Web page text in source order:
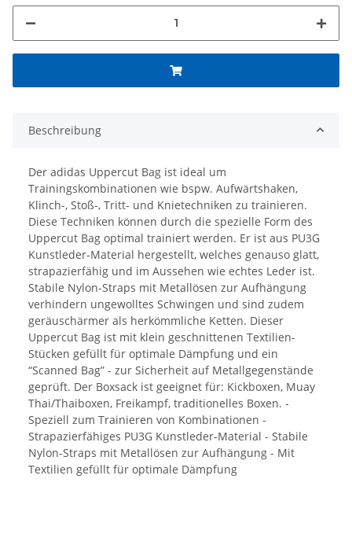
Beschreibung
Der adidas Uppercut Bag ist ideal um
Trainingskombinationen wie bspw. Aufwärtshaken,
Klinch-, Stoß-, Tritt- und Knietechniken zu trainieren.
Diese Techniken können durch die spezielle Form des
Uppercut Bag optimal trainiert werden. Er ist aus PU3G
Kunstleder-Material hergestellt, welches genauso glatt,
strapazierfähig und im Aussehen wie echtes Leder ist.
Stabile Nylon-Straps mit Metallösen zur Aufhängung
verhindern ungewolltes Schwingen und sind zudem
geräuschärmer als herkömmliche Ketten. Dieser
Uppercut Bag ist mit klein geschnittenen Textilien-
Stücken gefüllt für optimale Dämpfung und ein
“Scanned Bag” - zur Sicherheit auf Metallgegenstände
geprüft. Der Boxsack ist geeignet für: Kickboxen, Muay
Thai/Thaiboxen, Freikampf, traditionelles Boxen. -
Speziell zum Trainieren von Kombinationen -
Strapazierfähiges PU3G Kunstleder-Material - Stabile
Nylon-Straps mit Metallösen zur Aufhängung - Mit
Textilien gefüllt für optimale Dämpfung